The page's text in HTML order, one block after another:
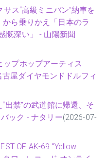
ス“高級ミニバン”納車を
ら乗りかえ「日本のラ
慨深い」 - 山陽新聞
プホップアーティス
古屋ダイヤモンドドルフィ
出禁”の武道館に帰還、そ
ック - ナタリー(2026-07-
OF AK-69 "Yellow